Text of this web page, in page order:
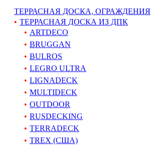
ТЕРРАСНАЯ ДОСКА, ОГРАЖДЕНИЯ
ТЕРРАСНАЯ ДОСКА ИЗ ДПК
ARTDECO
BRUGGAN
BULROS
LEGRO ULTRA
LIGNADECK
MULTIDECK
OUTDOOR
RUSDECKING
TERRADECK
TREX (США)